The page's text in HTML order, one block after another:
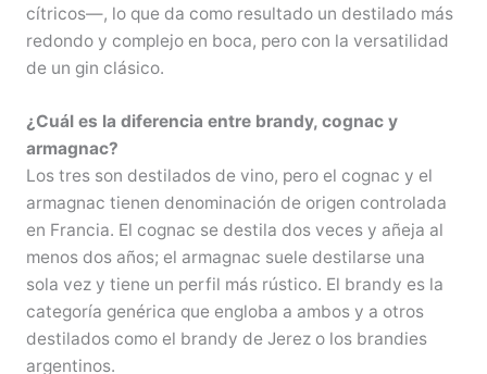
cítricos—, lo que da como resultado un destilado más
redondo y complejo en boca, pero con la versatilidad
de un gin clásico.
¿Cuál es la diferencia entre brandy, cognac y
armagnac?
Los tres son destilados de vino, pero el cognac y el
armagnac tienen denominación de origen controlada
en Francia. El cognac se destila dos veces y añeja al
menos dos años; el armagnac suele destilarse una
sola vez y tiene un perfil más rústico. El brandy es la
categoría genérica que engloba a ambos y a otros
destilados como el brandy de Jerez o los brandies
argentinos.